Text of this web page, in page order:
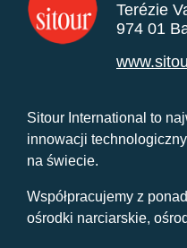
Terézie
974 01
Sitour International to
innowacji
na świecie.
Współpracujemy z
ośrodki narciarskie,